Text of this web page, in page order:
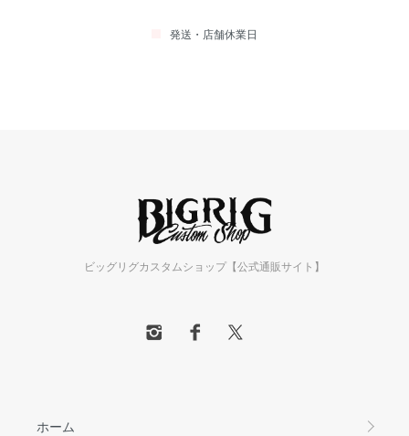
発送・店舗休業日
ビッグリグカスタムショップ【公式通販サイト】
ホーム